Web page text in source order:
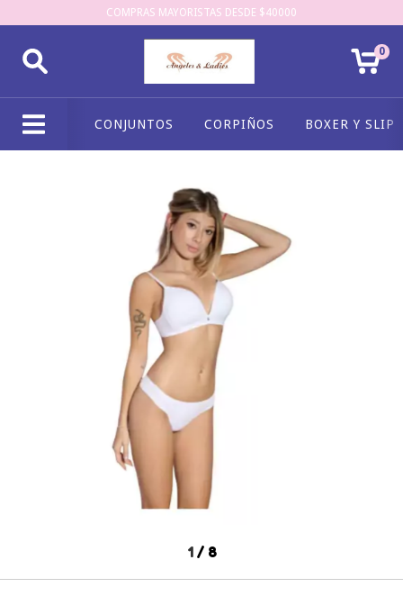
COMPRAS MAYORISTAS DESDE $40000
0
CONJUNTOS CORPIÑOS BOXER Y SLIP
1/ 8